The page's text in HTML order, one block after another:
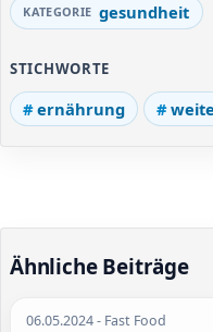
gesundheit
STICHWORTE
ernährung
Ähnliche Beiträge
06.05.2024- Fast Food